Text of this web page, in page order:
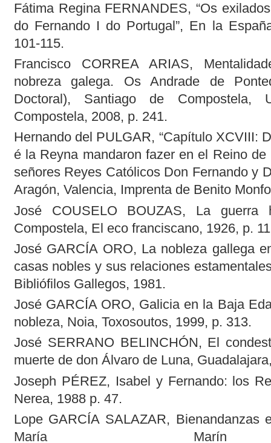
Fátima Regina FERNANDES, “Os
do Fernando I do Portugal”, En la
101-115.
Francisco CORREA ARIAS,
nobreza galega. Os Andrade de
Doctoral), Santiago de Compostela,
Compostela, 2008, p. 241.
Hernando del PULGAR, “Capítulo XCVIII:
é la Reyna mandaron fazer en el Reino
señores Reyes Católicos Don Fernando y
Aragón, Valencia, Imprenta de Benito
José COUSELO BOUZAS, La guerra
Compostela, El eco franciscano, 1926, p.
José GARCÍA ORO, La nobleza gallega
casas nobles y sus relaciones
Bibliófilos Gallegos, 1981.
José GARCÍA ORO, Galicia en la Baja
nobleza, Noia, Toxosoutos, 1999, p. 313.
José SERRANO BELINCHÓN, El
muerte de don Álvaro de Luna,
Joseph PÉREZ, Isabel y Fernando: los
Nerea, 1988 p. 47.
Lope GARCÍA SALAZAR, Bienandanzas
María Marín